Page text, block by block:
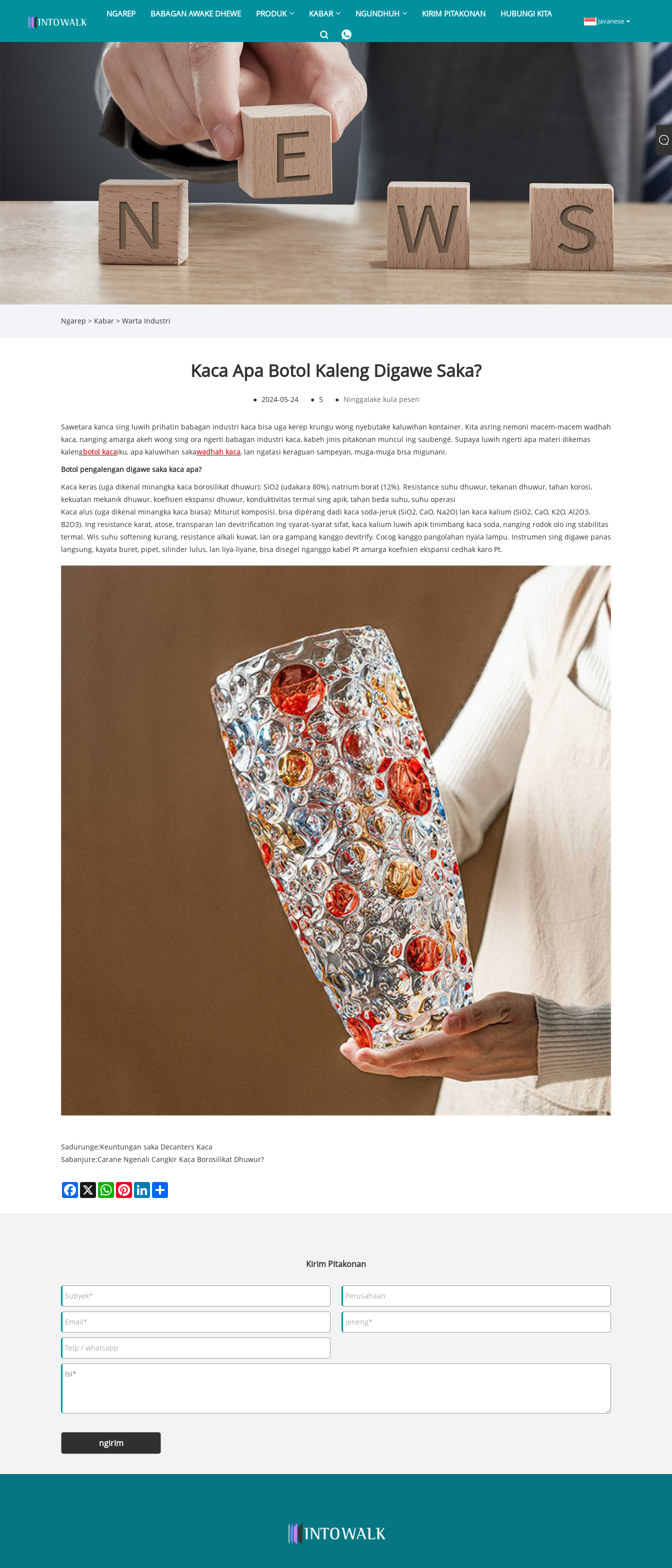
NGAREP BABAGAN AWAKE DHEWE PRODUK KABAR NGUNDHUH KIRIM PITAKONAN HUBUNGI KITA
Javanese
Ngarep > Kabar > Warta Industri
Kaca Apa Botol Kaleng Digawe Saka?
● 2024-05-24 ● 5 ● Ninggalake kula pesen
Sawetara kanca sing luwih prihatin babagan industri kaca bisa uga kerep krungu wong nyebutake kaluwihan kontainer. Kita asring nemoni macem-macem wadhah
kaca, nanging amarga akeh wong sing ora ngerti babagan industri kaca, kabeh jinis pitakonan muncul ing saubengé. Supaya luwih ngerti apa materi dikemas
kalengbotol kacaiku, apa kaluwihan sakawadhah kaca, lan ngatasi keraguan sampeyan, muga-muga bisa migunani.
Botol pengalengan digawe saka kaca apa?
Kaca keras (uga dikenal minangka kaca borosilikat dhuwur): SiO2 (udakara 80%), natrium borat (12%). Resistance suhu dhuwur, tekanan dhuwur, tahan korosi,
kekuatan mekanik dhuwur, koefisien ekspansi dhuwur, konduktivitas termal sing apik, tahan beda suhu, suhu operasi
Kaca alus (uga dikenal minangka kaca biasa): Miturut komposisi, bisa dipérang dadi kaca soda-jeruk (SiO2, CaO, Na2O) lan kaca kalium (SiO2, CaO, K2O, Al2O3,
B2O3). Ing resistance karat, atose, transparan lan devitrification Ing syarat-syarat sifat, kaca kalium luwih apik tinimbang kaca soda, nanging rodok olo ing stabilitas
termal. Wis suhu softening kurang, resistance alkali kuwat, lan ora gampang kanggo devitrify. Cocog kanggo pangolahan nyala lampu. Instrumen sing digawe panas
langsung, kayata buret, pipet, silinder lulus, lan liya-liyane, bisa disegel nganggo kabel Pt amarga koefisien ekspansi cedhak karo Pt.
Sadurunge:Keuntungan saka Decanters Kaca
Sabanjure:Carane Ngenali Cangkir Kaca Borosilikat Dhuwur?
Facebook
X WhatsAppPinterestLinkedIn
Kirim Pitakonan
ngirim